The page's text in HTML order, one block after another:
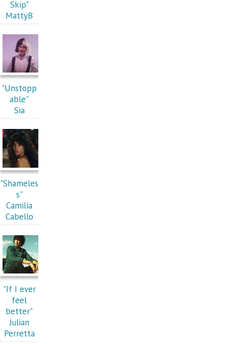
Skip"
MattyB
"Unstopp
able"
Sia
"Shameles
s"
Camilia
Cabello
"If I ever
feel
better"
Julian
Perretta